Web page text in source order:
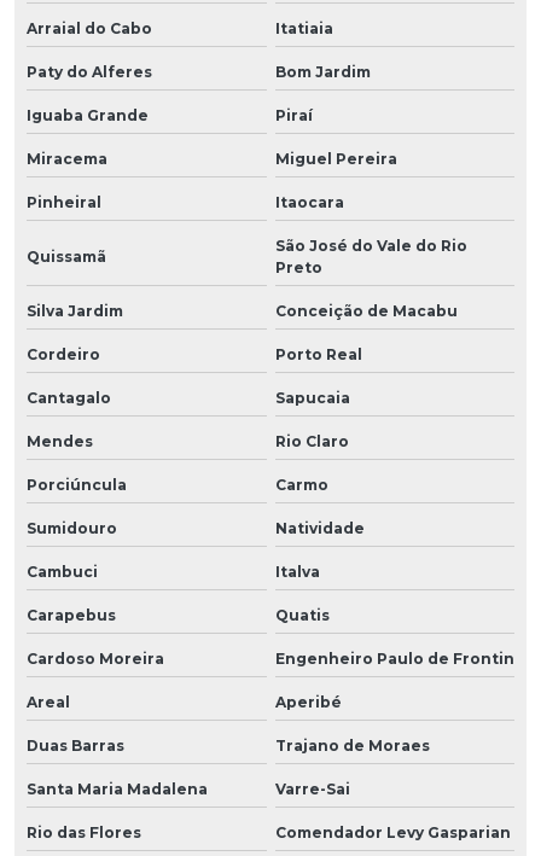
Arraial do Cabo Itatiaia
Paty do Alferes Bom Jardim
Iguaba Grande Piraí
Miracema Miguel Pereira
Pinheiral Itaocara
Quissamã
São José do Vale do Rio
Preto
Silva Jardim Conceição de Macabu
Cordeiro Porto Real
Cantagalo Sapucaia
Mendes Rio Claro
Porciúncula Carmo
Sumidouro Natividade
Cambuci Italva
Carapebus Quatis
Cardoso Moreira Engenheiro Paulo de Frontin
Areal Aperibé
Duas Barras Trajano de Moraes
Santa Maria Madalena Varre-Sai
Rio das Flores Comendador Levy Gasparian